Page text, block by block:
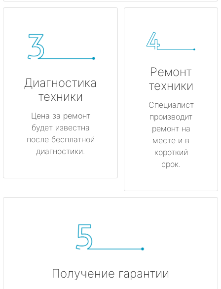
Коммунар
Кудрово
Лодейное Поле
Луга
Любань
Мурино
Никольское
Новая Ладога
Диагностика
техники
Цена за ремонт
будет известна
после бесплатной
диагностики.
Ремонт
техники
Специалист
производит
ремонт на
месте и в
короткий
срок.
Получение гарантии